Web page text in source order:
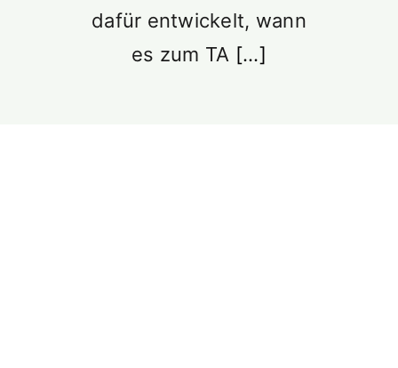
dafür entwickelt, wann
es zum TA [...]